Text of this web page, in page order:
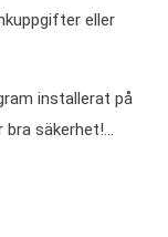
eller
installerat på
bra säkerhet!…